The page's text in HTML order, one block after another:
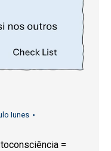
Iunes
=